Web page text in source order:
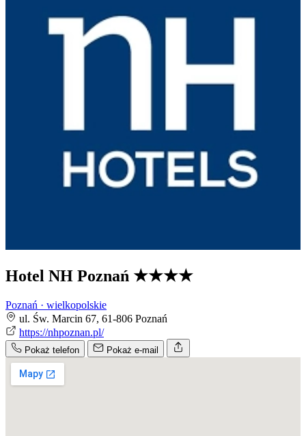
Hotel NH Poznań ★★★★
Poznań · wielkopolskie
ul. Św. Marcin 67, 61-806 Poznań
https://nhpoznan.pl/
Pokaż telefon Pokaż e-mail